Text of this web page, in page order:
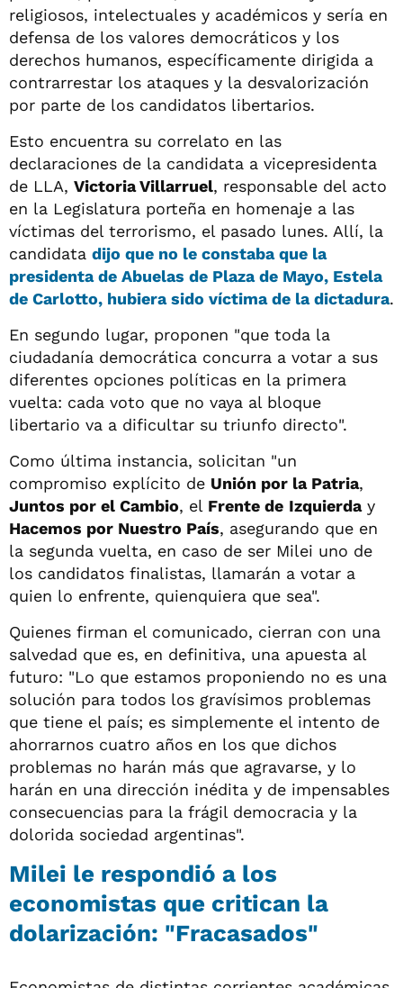
religiosos, intelectuales y académicos y sería en
defensa de los valores democráticos y los
derechos humanos, específicamente dirigida a
contrarrestar los ataques y la desvalorización
por parte de los candidatos libertarios.
Esto encuentra su correlato en las
declaraciones de la candidata a vicepresidenta
de LLA, Victoria Villarruel, responsable del acto
en la Legislatura porteña en homenaje a las
víctimas del terrorismo, el pasado lunes. Allí, la
candidata dijo que no le constaba que la
presidenta de Abuelas de Plaza de Mayo, Estela
de Carlotto, hubiera sido víctima de la dictadura.
En segundo lugar, proponen "que toda la
ciudadanía democrática concurra a votar a sus
diferentes opciones políticas en la primera
vuelta: cada voto que no vaya al bloque
libertario va a dificultar su triunfo directo".
Como última instancia, solicitan "un
compromiso explícito de Unión por la Patria,
Juntos por el Cambio, el Frente de Izquierday
Hacemos por Nuestro País, asegurando que en
la segunda vuelta, en caso de ser Milei uno de
los candidatos finalistas, llamarán a votar a
quien lo enfrente, quienquiera que sea".
Quienes firman el comunicado, cierran con una
salvedad que es, en definitiva, una apuesta al
futuro: "Lo que estamos proponiendo no es una
solución para todos los gravísimos problemas
que tiene el país; es simplemente el intento de
ahorrarnos cuatro años en los que dichos
problemas no harán más que agravarse, y lo
harán en una dirección inédita y de impensables
consecuencias para la frágil democracia y la
dolorida sociedad argentinas".
Milei le respondió a los
economistas que critican la
dolarización: "Fracasados"